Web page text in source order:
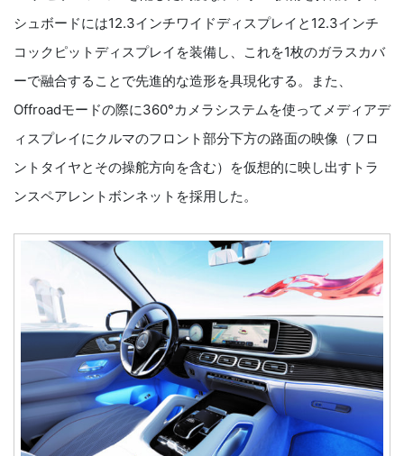
シュボードには12.3インチワイドディスプレイと12.3インチ
コックピットディスプレイを装備し、これを1枚のガラスカバ
ーで融合することで先進的な造形を具現化する。また、
Offroadモードの際に360°カメラシステムを使ってメディアデ
ィスプレイにクルマのフロント部分下方の路面の映像（フロ
ントタイヤとその操舵方向を含む）を仮想的に映し出すトラ
ンスペアレントボンネットを採用した。